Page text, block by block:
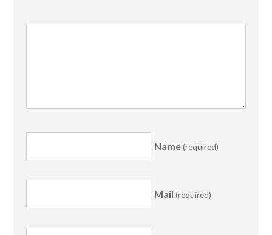
Name(required)
Mail (required)